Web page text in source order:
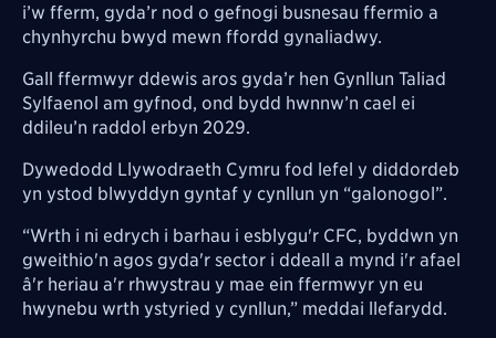
i’w fferm, gyda’r nod o gefnogi busnesau ffermio a
chynhyrchu bwyd mewn ffordd gynaliadwy.
Gall ffermwyr ddewis aros gyda’r hen Gynllun Taliad
Sylfaenol am gyfnod, ond bydd hwnnw’n cael ei
ddileu’n raddol erbyn 2029.
Dywedodd Llywodraeth Cymru fod lefel y diddordeb
yn ystod blwyddyn gyntaf y cynllun yn “galonogol”.
“Wrth i ni edrych i barhau i esblygu'r CFC, byddwn yn
gweithio'n agos gyda'r sector i ddeall a mynd i'r afael
â'r heriau a'r rhwystrau y mae ein ffermwyr yn eu
hwynebu wrth ystyried y cynllun,” meddai llefarydd.